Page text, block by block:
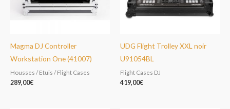
Magma DJ Controller
Workstation One (41007)
Housses / Etuis / Flight Cases
289,00€
UDG Flight Trolley XXL noir
U91054BL
Flight Cases DJ
419,00€